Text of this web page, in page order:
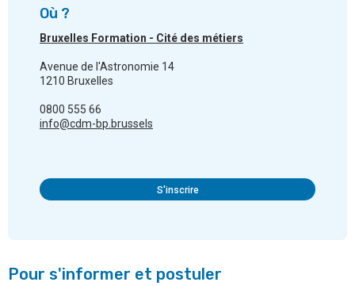
Où ?
Bruxelles Formation - Cité des métiers
Avenue de l'Astronomie 14
1210 Bruxelles
0800 555 66
info@cdm-bp.brussels
S'inscrire
Pour s'informer et postuler